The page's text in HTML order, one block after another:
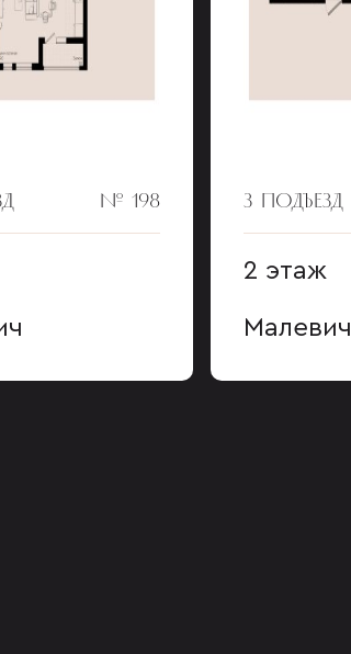
№ 198 3 ПОДЪЕЗД
2 этаж
Малевич